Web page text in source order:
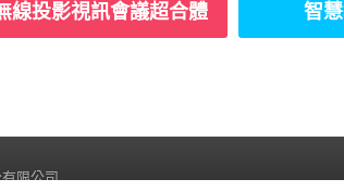
線投影視訊會議超合體 智
限公司